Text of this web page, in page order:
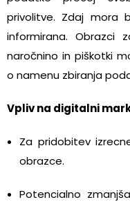
privolitve. Zdaj mora
informirana. Obrazci
naročnino in piškotki
o namenu zbiranja
Vpliv na digitalni
Za pridobitev
obrazce.
Potencialno